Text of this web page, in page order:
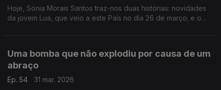
Hoje, Sónia Morais Santos traz-nos duas histórias: novidades
da jovem Lua, que veio a este País no dia 26 de março; e o
Uma bomba que não explodiu por causa de um
abraço
Ep. 54
31 mar. 2026